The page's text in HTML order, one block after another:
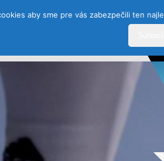
aby sme pre vás zabezpečili ten